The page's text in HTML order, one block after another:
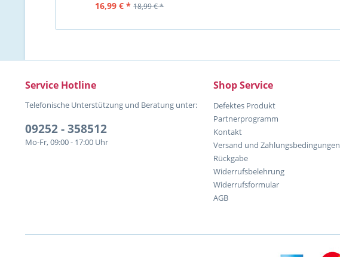
16,99 € * 18,99 € *
Service Hotline
Telefonische Unterstützung und Beratung unter:
09252 - 358512
Mo-Fr, 09:00 - 17:00 Uhr
Shop Service
Defektes Produkt
Partnerprogramm
Kontakt
Versand und Zahlungsbedingungen
Rückgabe
Widerrufsbelehrung
Widerrufsformular
AGB